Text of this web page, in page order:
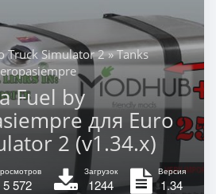
Truck Simulator 2» Tanks
Fuel by
для Euro
2 (v1.34.x)
5 572
Загрузок
1244
Версия
1.34